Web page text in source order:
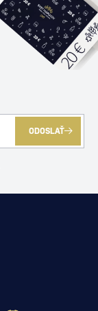
ODOSLAŤ